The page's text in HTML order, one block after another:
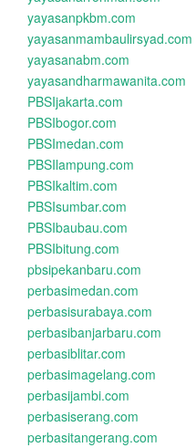
yayasanpkbm.com
yayasanmambaulirsyad.com
yayasanabm.com
yayasandharmawanita.com
PBSIjakarta.com
PBSIbogor.com
PBSImedan.com
PBSIlampung.com
PBSIkaltim.com
PBSIsumbar.com
PBSIbaubau.com
PBSIbitung.com
pbsipekanbaru.com
perbasimedan.com
perbasisurabaya.com
perbasibanjarbaru.com
perbasiblitar.com
perbasimagelang.com
perbasijambi.com
perbasiserang.com
perbasitangerang.com